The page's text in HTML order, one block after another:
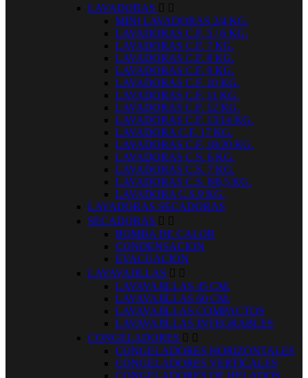
LAVADORAS  
MINI LAVADORAS 2/4 KG.
LAVADORAS C.F. 5 / 6 KG.
LAVADORAS C.F. 7 KG.
LAVADORAS C.F. 8 KG.
LAVADORAS C.F. 9 KG.
LAVADORAS C.F. 10 KG.
LAVADORAS C.F. 11 KG.
LAVADORAS C.F. 12 KG.
LAVADORAS C.F. 13/14 KG.
LAVADORA C.F. 17 KG.
LAVADORAS C.F. 18/20 KG.
LAVADORAS C.S. 6 KG.
LAVADORAS C.S. 7 KG.
LAVADORAS C.S. 8/8,5 KG.
LAVADORA C.S.9 KG.
LAVADORAS SECADORAS
SECADORAS  
BOMBA DE CALOR
CONDENSACION
EVACUACION
LAVAVAJILLAS  
LAVAVAJILLAS 45 CM.
LAVAVAJILLAS 60 CM.
LAVAVAJILLAS COMPACTOS
LAVAVAJILLAS INTEGRABLES
CONGELADORES  
CONGELADORES HORIZONTALES
CONGELADORES VERTICALES
CONGELADORES DE HELADOS